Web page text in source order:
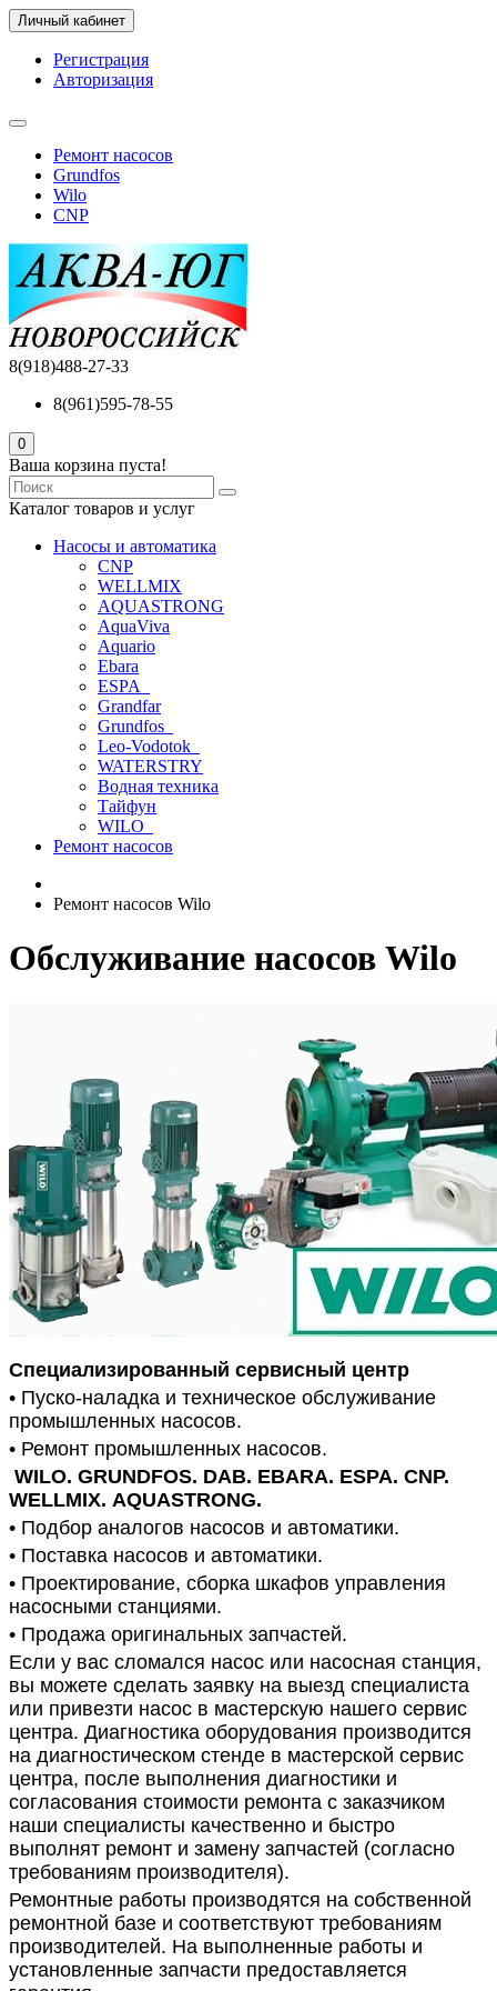
Личный кабинет
Регистрация
Авторизация
Ремонт насосов
Grundfos
Wilo
CNP
8(918)488-27-33
8(961)595-78-55
0
Ваша корзина пуста!
Каталог товаров и услуг
Насосы и автоматика
CNP
WELLMIX
AQUASTRONG
AquaViva
Aquario
Ebara
ESPA_
Grandfar
Grundfos_
Leo-Vodotok_
WATERSTRY
Водная техника
Тайфун
WILO_
Ремонт насосов
Ремонт насосов Wilo
Обслуживание насосов Wilo
Специализированный сервисный центр
• Пуско-наладка и техническое обслуживание
промышленных насосов.
• Ремонт промышленных насосов.
WILO. GRUNDFOS. DAB. EBARA. ESPA. CNP.
WELLMIX. AQUASTRONG.
• Подбор аналогов насосов и автоматики.
• Поставка насосов и автоматики.
• Проектирование, сборка шкафов управления
насосными станциями.
• Продажа оригинальных запчастей.
Если у вас сломался насос или насосная станция,
вы можете сделать заявку на выезд специалиста
или привезти насос в мастерскую нашего сервис
центра. Диагностика оборудования производится
на диагностическом стенде в мастерской сервис
центра, после выполнения диагностики и
согласования стоимости ремонта с заказчиком
наши специалисты качественно и быстро
выполнят ремонт и замену запчастей (согласно
требованиям производителя).
Ремонтные работы производятся на собственной
ремонтной базе и соответствуют требованиям
производителей. На выполненные работы и
установленные запчасти предоставляется